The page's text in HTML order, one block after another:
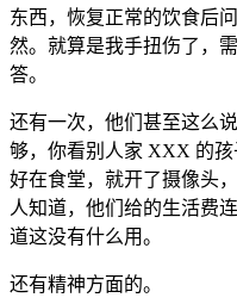
东西，恢复正常的饮食后
然。就算是我手扭伤了，
答。
还有一次，他们甚至这么
够，你看别人家 XXX 的
好在食堂，就开了摄像头
人知道，他们给的生活费
道这没有什么用。
还有精神方面的。